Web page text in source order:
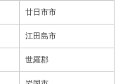
廿日市市
江田島市
世羅郡